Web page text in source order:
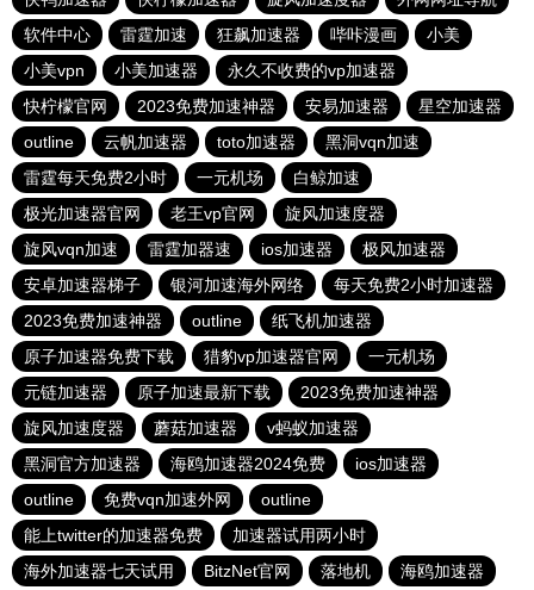
软件中心
雷霆加速 狂飙加速器 哔咔漫画
小美
小美vpn
小美加速器
永久不收费的vp加速器
快柠檬官网
2023免费加速神器 安易加速器
星空加速器
outline
云帆加速器 toto加速器
黑洞vqn加速
雷霆每天免费2小时
一元机场
白鲸加速
极光加速器官网
老王vp官网
旋风加速度器
旋风vqn加速
雷霆加器速 ios加速器
极风加速器
安卓加速器梯子
银河加速海外网络
每天免费2小时加速器
2023免费加速神器
outline
纸飞机加速器
原子加速器免费下载
猎豹vp加速器官网
一元机场
元链加速器
原子加速最新下载
2023免费加速神器
旋风加速度器
蘑菇加速器
v蚂蚁加速器
黑洞官方加速器
海鸥加速器2024免费
ios加速器
outline
免费vqn加速外网
outline
能上twitter的加速器免费
加速器试用两小时
海外加速器七天试用
BitzNet官网 落地机 海鸥加速器